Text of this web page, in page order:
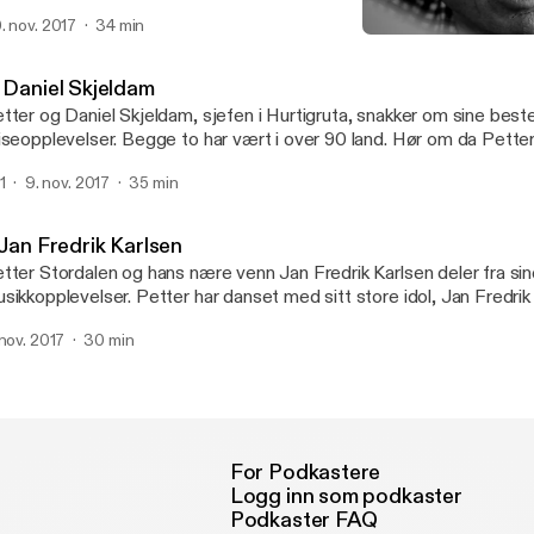
hjemme hos Stordalen på 80-tallet, hva som egentlig er
noe mange Odd-supportere har lurt på i lang tid. Nemlig hvorfor
acast.com/privacy] for privacy and opt-out information.
nov. 2017 34 min
Skjeldam
og Daniel Skjeldam, sjefen i Hurtigruta, snakker om sine
Begge to har vært i over 90 land. Hør om da
inn reklame for Hurtigruta ved en hver mulighet, den mannen
out information.
1 9. nov. 2017 35 min
Fredrik Karlsen
Stordalen og hans nære venn Jan Fredrik Karlsen deler fra
Petter har danset med sitt store idol, Jan
Hør mer i denne episoden av Strawberrypodden. See
2017 30 min
For Podkastere
Logg inn som podkaster
Podkaster FAQ